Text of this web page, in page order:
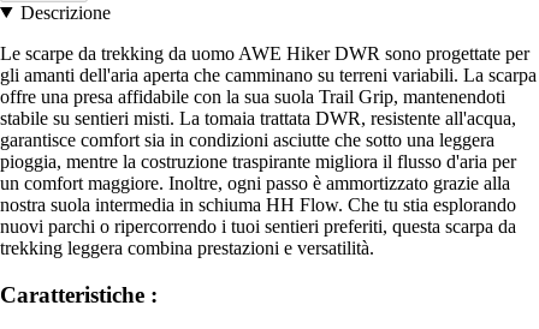
Descrizione
Le scarpe da trekking da uomo AWE Hiker DWR sono progettate per
gli amanti dell'aria aperta che camminano su terreni variabili. La scarpa
offre una presa affidabile con la sua suola Trail Grip, mantenendoti
stabile su sentieri misti. La tomaia trattata DWR, resistente all'acqua,
garantisce comfort sia in condizioni asciutte che sotto una leggera
pioggia, mentre la costruzione traspirante migliora il flusso d'aria per
un comfort maggiore. Inoltre, ogni passo è ammortizzato grazie alla
nostra suola intermedia in schiuma HH Flow. Che tu stia esplorando
nuovi parchi o ripercorrendo i tuoi sentieri preferiti, questa scarpa da
trekking leggera combina prestazioni e versatilità.
Caratteristiche :